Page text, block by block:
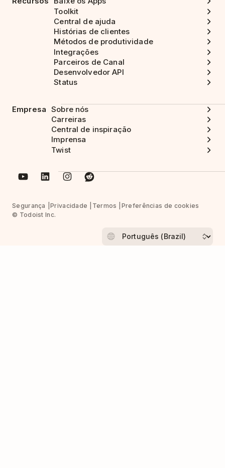
Toolkit
Central de ajuda
Histórias de clientes
Métodos de produtividade
Integrações
Parceiros de Canal
Desenvolvedor API
Status
Empresa Sobre nós
Carreiras
Central de inspiração
Imprensa
Twist
Segurança Privacidade Termos
Preferências de cookies
© Todoist Inc.